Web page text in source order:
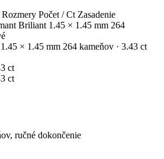
Rozmery Počet / Ct Zasadenie
Briliant 1.45 × 1.45 mm 264
1.45 × 1.45 mm 264 kameňov · 3.43 ct
ct
ct
ručné dokončenie